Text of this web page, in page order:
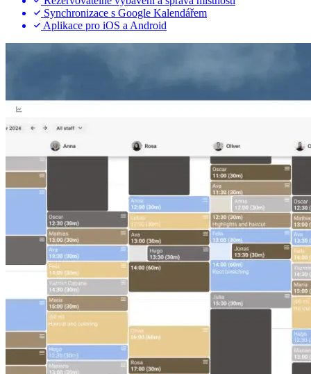
Synchronizace s Google Kalendářem
Aplikace pro iOS a Android